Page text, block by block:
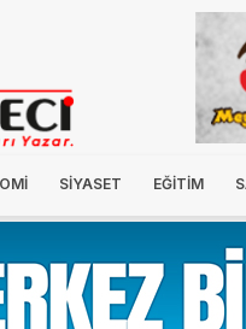
SİYASET EĞİTİM